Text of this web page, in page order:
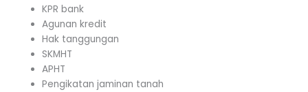
KPR bank
Agunan kredit
Hak tanggungan
SKMHT
APHT
Pengikatan jaminan tanah